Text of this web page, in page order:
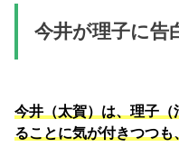
今井が理子に告
今井（太賀）は、理子
ることに気が付きつつも